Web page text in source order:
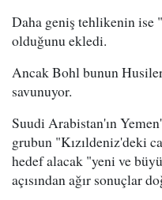
Daha geniş tehlikenin ise
olduğunu ekledi.
Ancak Bohl bunun
savunuyor.
Suudi Arabistan'ın
grubun "Kızıldeniz'deki
hedef alacak "yeni ve
açısından ağır sonuçlar